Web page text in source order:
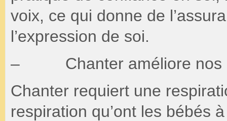
voix, ce qui donne de
l’expression de soi.
– Chanter améliore nos
Chanter requiert une
respiration qu’ont les bébés